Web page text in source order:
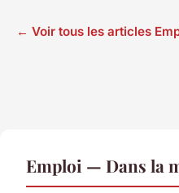
← Voir tous les articles
Emploi — Dans la